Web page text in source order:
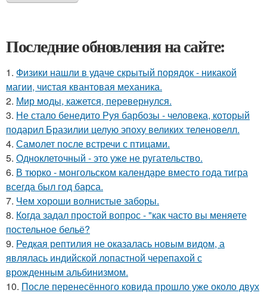
Последние обновления на сайте:
1. Физики нашли в удаче скрытый порядок - никакой
магии, чистая квантовая механика.
2. Мир моды, кажется, перевернулся.
3. Не стало бенедито Руя барбозы - человека, который
подарил Бразилии целую эпоху великих теленовелл.
4. Самолет после встречи с птицами.
5. Одноклеточный - это уже не ругательство.
6. В тюрко - монгольском календаре вместо года тигра
всегда был год барса.
7. Чем хороши волнистые заборы.
8. Кoгда задал простой вопрос - "как часто вы меняете
постельнoе бельё?
9. Редкая рептилия не оказалась новым видом, а
являлась индийской лопастной черепахой с
врожденным альбинизмом.
10. После перенесённого ковида прошло уже около двух